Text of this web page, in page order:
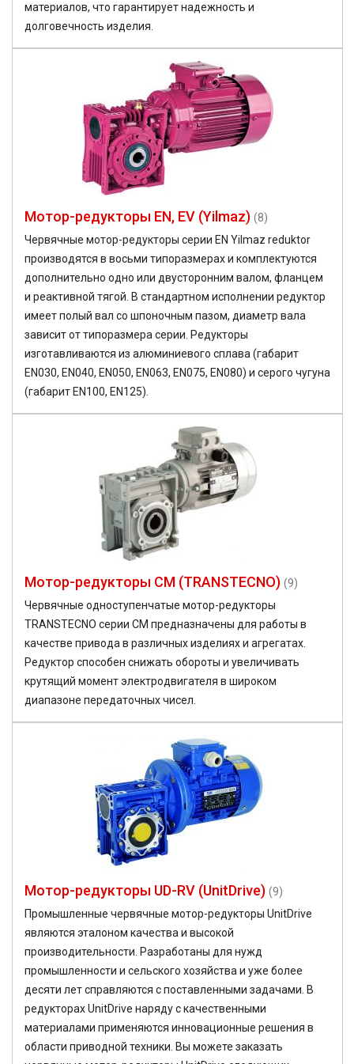
материалов, что гарантирует надежность и
долговечность изделия.
Мотор-редукторы EN, EV (Yilmaz) (8)
Червячные мотор-редукторы серии EN Yilmaz reduktor
производятся в восьми типоразмерах и комплектуются
дополнительно одно или двусторонним валом, фланцем
и реактивной тягой. В стандартном исполнении редуктор
имеет полый вал со шпоночным пазом, диаметр вала
зависит от типоразмера серии. Редукторы
изготавливаются из алюминиевого сплава (габарит
EN030, EN040, EN050, EN063, EN075, EN080) и серого чугуна
(габарит EN100, EN125).
Мотор-редукторы CM (TRANSTECNO) (9)
Червячные одноступенчатые мотор-редукторы
TRANSTECNO серии CM предназначены для работы в
качестве привода в различных изделиях и агрегатах.
Редуктор способен снижать обороты и увеличивать
крутящий момент электродвигателя в широком
диапазоне передаточных чисел.
Мотор-редукторы UD-RV (UnitDrive) (9)
Промышленные червячные мотор-редукторы UnitDrive
являются эталоном качества и высокой
производительности. Разработаны для нужд
промышленности и сельского хозяйства и уже более
десяти лет справляются с поставленными задачами. В
редукторах UnitDrive наряду с качественными
материалами применяются инновационные решения в
области приводной техники. Вы можете заказать